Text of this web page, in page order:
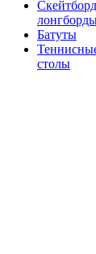
Батуты
столы